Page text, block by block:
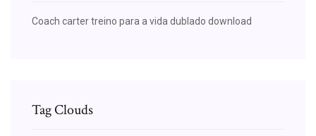
Coach carter treino para a vida dublado download
Tag Clouds